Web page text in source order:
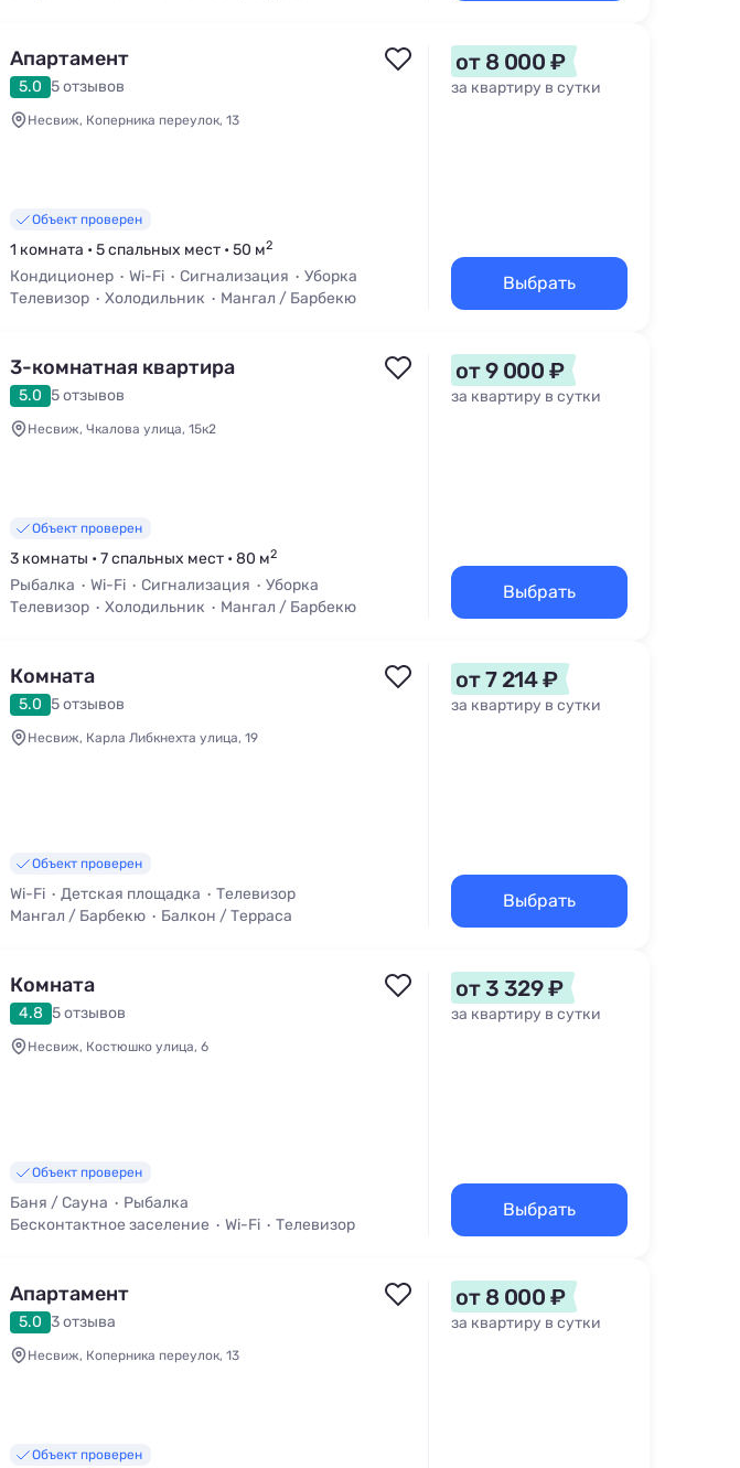
Апартамент
5.0 5 отзывов
Несвиж, Коперника переулок, 13
Объект проверен
1 комната • 5 спальных мест • 50 м2
Кондиционер Wi-Fi Сигнализация
Уборка
Телевизор
Холодильник Мангал / Барбекю
от 8 000 ₽
за квартиру в сутки
Выбрать
3-комнатная квартира
5.0 5 отзывов
Несвиж, Чкалова улица, 15к2
Объект проверен
3 комнаты • 7 спальных мест • 80 м2
Рыбалка Wi-Fi Сигнализация
Уборка
Телевизор
Холодильник Мангал / Барбекю
от 9 000 ₽
за квартиру в сутки
Выбрать
Комната
5.0 5 отзывов
Несвиж, Карла Либкнехта улица, 19
Объект проверен
Wi-Fi Детская площадка
Телевизор
Мангал / Барбекю
Балкон / Терраса
от 7 214 ₽
за квартиру в сутки
Выбрать
Комната
4.8 5 отзывов
Несвиж, Костюшко улица, 6
Объект проверен
Баня / Сауна
Рыбалка
Бесконтактное заселение
Wi-Fi
Телевизор
от 3 329 ₽
за квартиру в сутки
Выбрать
Апартамент
5.0 3 отзыва
Несвиж, Коперника переулок, 13
Объект проверен
от 8 000 ₽
за квартиру в сутки